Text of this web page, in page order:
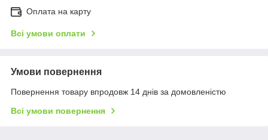
Оплата на карту
Всі умови оплати
Умови повернення
Повернення товару впродовж 14 днів за домовленістю
Всі умови повернення